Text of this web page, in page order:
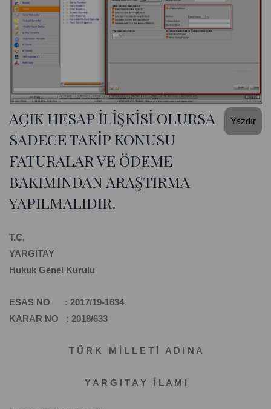
Yazdır
AÇIK HESAP İLİŞKİSİ OLURSA
SADECE TAKİP KONUSU
FATURALAR VE ÖDEME
BAKIMINDAN ARAŞTIRMA
YAPILMALIDIR.
T.C.
YARGITAY
Hukuk Genel Kurulu
ESAS NO : 2017/19-1634
KARAR NO : 2018/633
T Ü R K M İ L L E T İ A D I N A
Y A R G I T A Y İ L A M I